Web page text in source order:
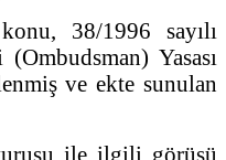
38/1996 sayılı
Yasası
ve ekte sunulan
ile ilgili görüşü